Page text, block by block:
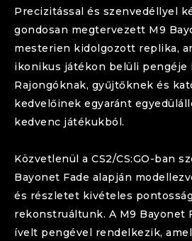
Precizitással és szenvedéllyel
gondosan megtervezett M9
mesterien kidolgozott replika,
ikonikus játékon belüli pengéje
Rajongóknak, gyűjtőknek és
kedvelőinek egyaránt
kedvenc játékukból.
Közvetlenül a CS2/CS:GO-ban
Bayonet Fade alapján
és részletet kivételes
rekonstruáltunk. A M9 Bayonet
ívelt pengével rendelkezik,